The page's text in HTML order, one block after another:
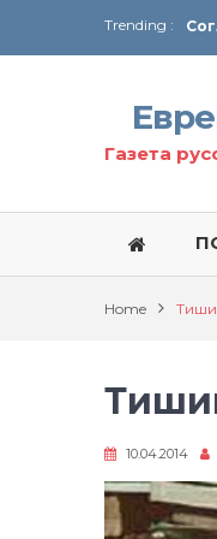
Trending :
От
Газета
Home
10.04.2014